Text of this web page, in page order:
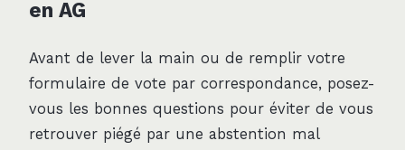
en AG
Avant de lever la main ou de remplir votre
formulaire de vote par correspondance, posez-
vous les bonnes questions pour éviter de vous
retrouver piégé par une abstention mal